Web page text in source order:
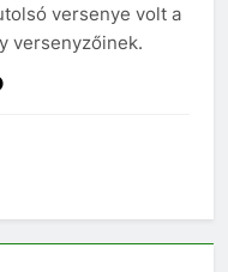
versenye volt a
versenyzőinek.